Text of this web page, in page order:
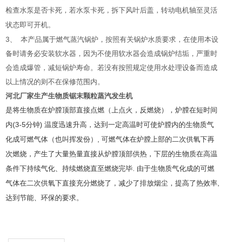
检查水泵是否卡死，若水泵卡死，拆下风叶后盖，转动电机轴至灵活
状态即可开机。
3、 本产品属于燃气蒸汽锅炉，按照有关锅炉水质要求，在使用本设
备时请务必安装软水器，因为不使用软水器会造成锅炉结垢，严重时
会造成爆管，减短锅炉寿命。若没有按照规定使用水处理设备而造成
以上情况的则不在保修范围内。
河北厂家生产生物质锯末颗粒蒸汽发生机
是将生物质在炉膛顶部直接点燃（上点火，反燃烧），炉膛在短时间
内(3-5分钟)温度迅速升高，达到一定高温时可使炉膛内的生物质气
化成可燃气体（也叫挥发份）
,可燃气体在炉膛上部的二次供氧下再
次燃烧，产生了大量热量直接从炉膛顶部供热，下层的生物质在高温
条件下持续气化、持续燃烧直至燃烧完毕 由于生物质气化成的可燃
气体在二次供氧下直接充分燃烧了，减少了排放烟尘，提高了热效率
达到节能、环保的要求。